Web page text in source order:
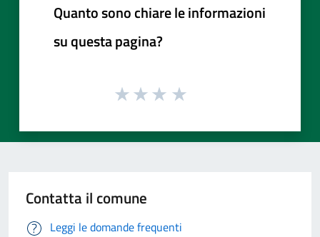
Quanto sono chiare le informazioni
su questa pagina?
Contatta il comune
Leggi le domande frequenti